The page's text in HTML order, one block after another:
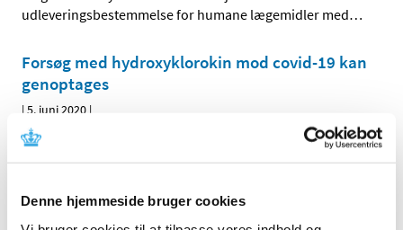
Denne hjemmeside bruger cookies
udleveringsbestemmelse for humane lægemidler med…
Forsøg med hydroxyklorokin mod covid-19 kan
genoptages
|5. juni 2020 |
Fem danske kliniske forsøg med medicinen
hydroxyklorokin til behandling af COVID-19 kan
Begrænsning på håndkøbslægemidler
ophæves